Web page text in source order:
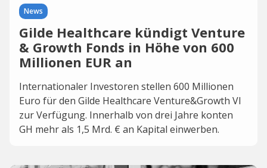
News
Gilde Healthcare kündigt Venture
& Growth Fonds in Höhe von 600
Millionen EUR an
Internationaler Investoren stellen 600 Millionen
Euro für den Gilde Healthcare Venture&Growth VI
zur Verfügung. Innerhalb von drei Jahre konten
GH mehr als 1,5 Mrd. € an Kapital einwerben.